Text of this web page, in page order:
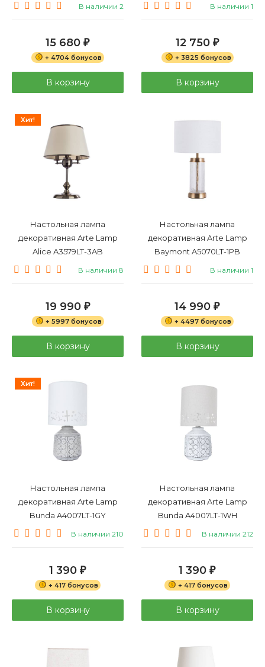
В наличии 2
15 680 ₽
+ 4704 бонусов
В корзину
В наличии 1
12 750 ₽
+ 3825 бонусов
В корзину
Хит!
Настольная лампа
декоративная Arte Lamp
Alice A3579LT-3AB
В наличии 8
19 990 ₽
+ 5997 бонусов
В корзину
Настольная лампа
декоративная Arte Lamp
Baymont A5070LT-1PB
В наличии 1
14 990 ₽
+ 4497 бонусов
В корзину
Хит!
Настольная лампа
декоративная Arte Lamp
Bunda A4007LT-1GY
В наличии 210
1 390 ₽
+ 417 бонусов
В корзину
Настольная лампа
декоративная Arte Lamp
Bunda A4007LT-1WH
В наличии 212
1 390 ₽
+ 417 бонусов
В корзину